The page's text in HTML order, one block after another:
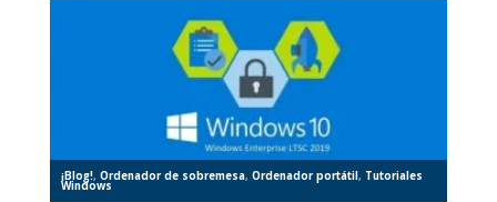
¡Blog!, Ordenador de sobremesa, Ordenador portátil, Tutoriales
Windows